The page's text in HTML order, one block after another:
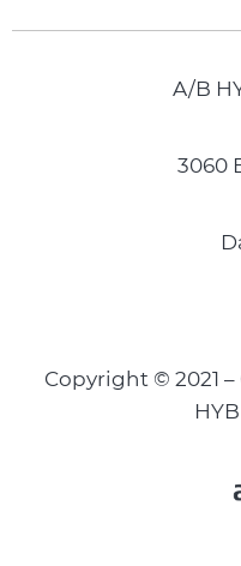
A/B
3060
Copyright © 2021 –